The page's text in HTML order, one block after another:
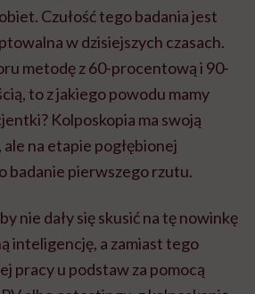
Czułość tego badania jest
w dzisiejszych czasach.
metodę z 60-procentową i 90-
to z jakiego powodu mamy
Kolposkopia ma swoją
na etapie pogłębionej
badanie pierwszego rzutu.
nie dały się skusić na tę nowinkę
inteligencję, a zamiast tego
pracy u podstaw za pomocą